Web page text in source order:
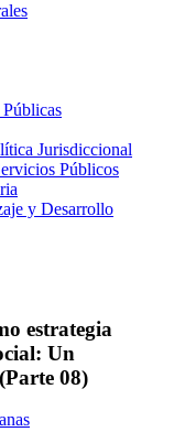
Jurisdiccional
Públicos
y Desarrollo
estrategia
Un
08)